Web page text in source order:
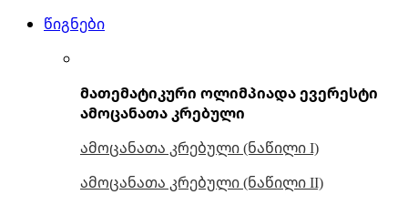
წიგნები
მათემატიკური ოლიმპიადა ევერესტი
ამოცანათა კრებული
ამოცანათა კრებული (ნაწილი I)
ამოცანათა კრებული (ნაწილი II)